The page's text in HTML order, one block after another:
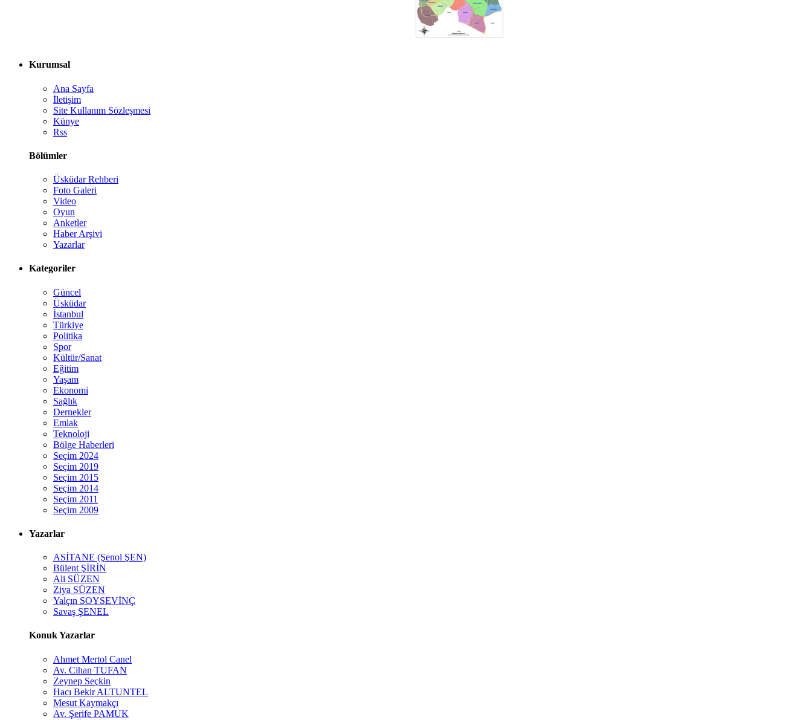
Kurumsal
Ana Sayfa
İletişim
Site Kullanım Sözleşmesi
Künye
Rss
Bölümler
Üsküdar Rehberi
Foto Galeri
Video
Oyun
Anketler
Haber Arşivi
Yazarlar
Kategoriler
Güncel
Üsküdar
İstanbul
Türkiye
Politika
Spor
Kültür/Sanat
Eğitim
Yaşam
Ekonomi
Sağlık
Dernekler
Emlak
Teknoloji
Bölge Haberleri
Seçim 2024
Seçim 2019
Seçim 2015
Seçim 2014
Seçim 2011
Seçim 2009
Yazarlar
ASİTANE (Şenol ŞEN)
Bülent ŞİRİN
Ali SÜZEN
Ziya SÜZEN
Yalçın SOYSEVİNÇ
Savaş ŞENEL
Konuk Yazarlar
Ahmet Mertol Canel
Av. Cihan TUFAN
Zeynep Seçkin
Hacı Bekir ALTUNTEL
Mesut Kaymakçı
Av. Şerife PAMUK